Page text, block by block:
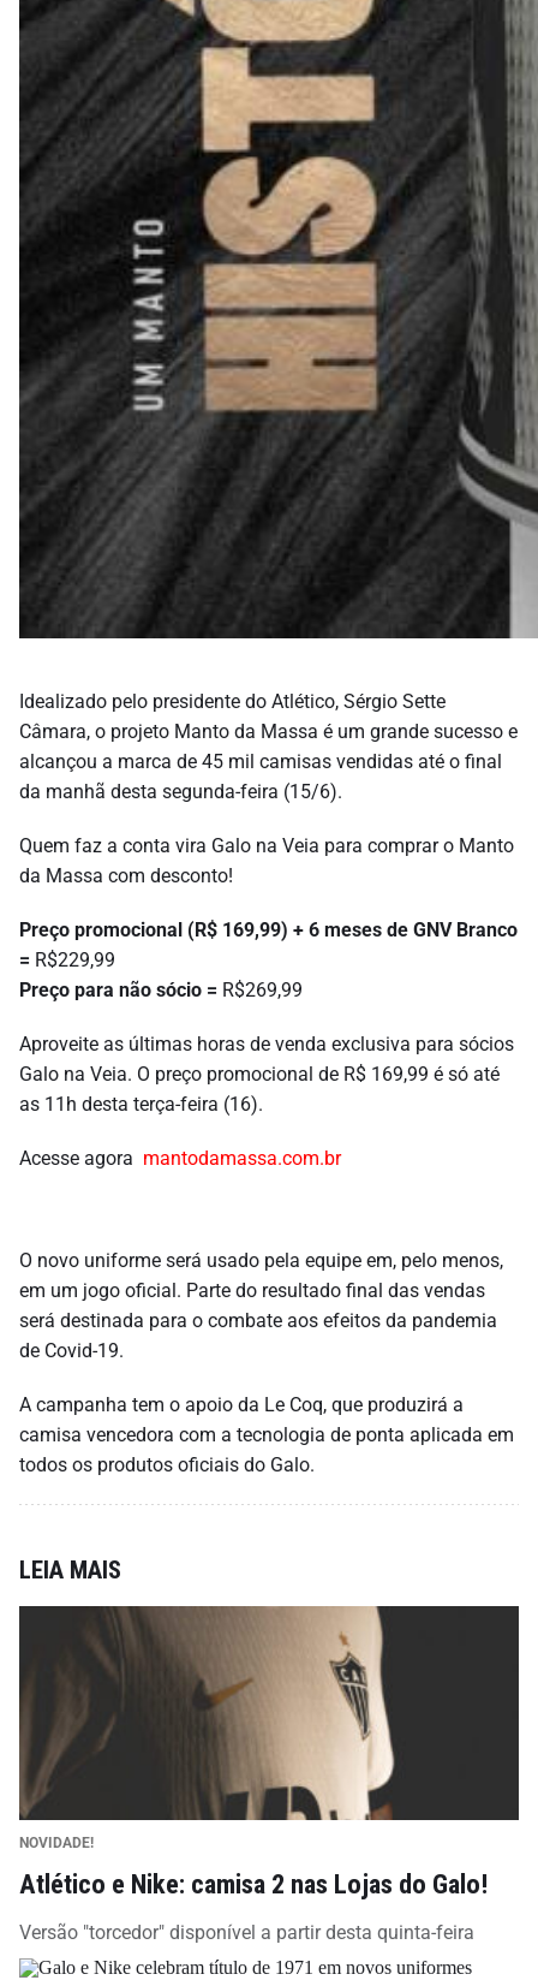
Idealizado pelo presidente do Atlético, Sérgio Sette
Câmara, o projeto Manto da Massa é um grande sucesso e
alcançou a marca de 45 mil camisas vendidas até o final
da manhã desta segunda-feira (15/6).
Quem faz a conta vira Galo na Veia para comprar o Manto
da Massa com desconto!
Preço promocional (R$ 169,99) + 6 meses de GNV Branco
= R$229,99
Preço para não sócio = R$269,99
Aproveite as últimas horas de venda exclusiva para sócios
Galo na Veia. O preço promocional de R$ 169,99 é só até
as 11h desta terça-feira (16).
Acesse agora mantodamassa.com.br
O novo uniforme será usado pela equipe em, pelo menos,
em um jogo oficial. Parte do resultado final das vendas
será destinada para o combate aos efeitos da pandemia
de Covid-19.
A campanha tem o apoio da Le Coq, que produzirá a
camisa vencedora com a tecnologia de ponta aplicada em
todos os produtos oficiais do Galo.
LEIA MAIS
NOVIDADE!
Atlético e Nike: camisa 2 nas Lojas do Galo!
Versão "torcedor" disponível a partir desta quinta-feira